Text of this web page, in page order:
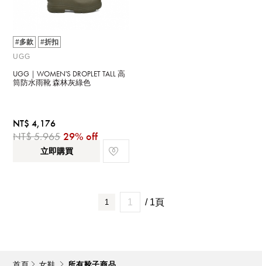
#多款
#折扣
UGG
UGG｜WOMEN'S DROPLET TALL 高
筒防水雨靴 森林灰綠色
NT$ 4,176
NT$ 5,965 29% off
立即購買
1 / 1頁